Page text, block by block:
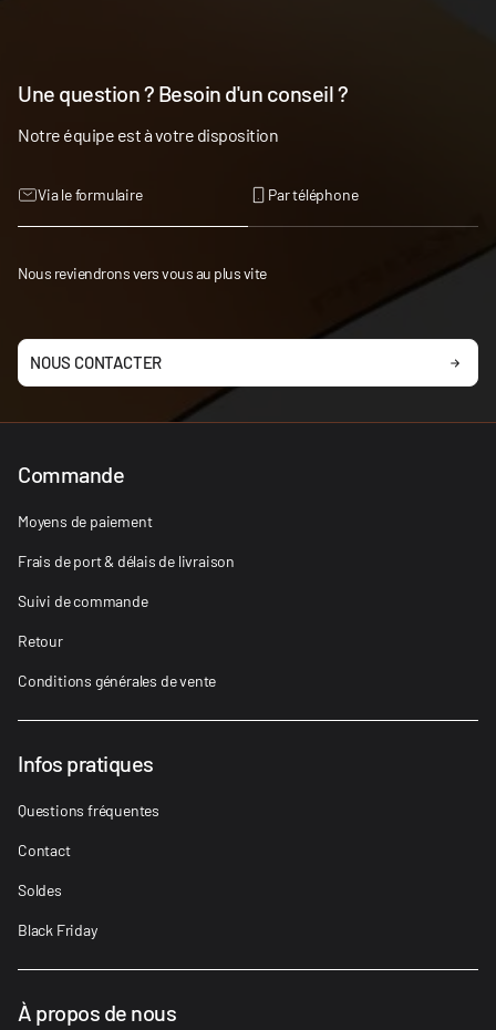
Une question ? Besoin d'un conseil ?
Notre équipe est à votre disposition
Via le formulaire Par téléphone
Nous reviendrons vers vous au plus vite
NOUS CONTACTER
Commande
Moyens de paiement
Frais de port & délais de livraison
Suivi de commande
Retour
Conditions générales de vente
Infos pratiques
Questions fréquentes
Contact
Soldes
Black Friday
À propos de nous